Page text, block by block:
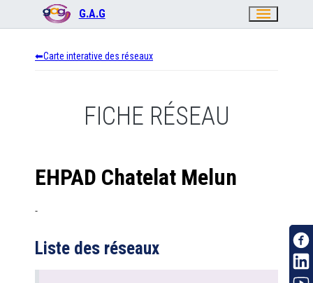
G.A.G menu
Carte interative des réseaux
FICHE RÉSEAU
EHPAD Chatelat Melun
-
Liste des réseaux